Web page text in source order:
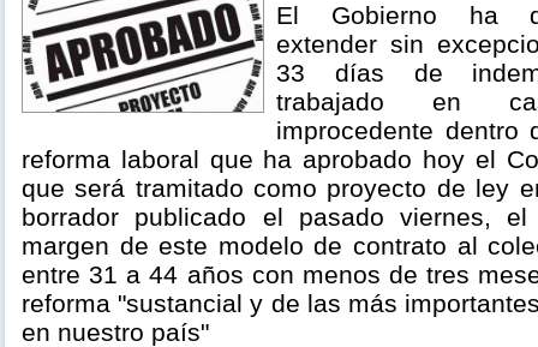
El Gobierno ha
extender sin
33 días de
trabajado en
improcedente
reforma laboral que ha aprobado hoy el
que será tramitado como proyecto de ley
borrador publicado el pasado viernes,
margen de este modelo de contrato al
entre 31 a 44 años con menos de tres
reforma "sustancial y de las más
en nuestro país"